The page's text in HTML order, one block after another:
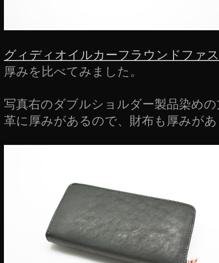
グィディオイルカーフラウンドファ
厚みを比べてみました。
写真右のダブルショルダー製品染め
革に厚みがあるので、財布も厚みが